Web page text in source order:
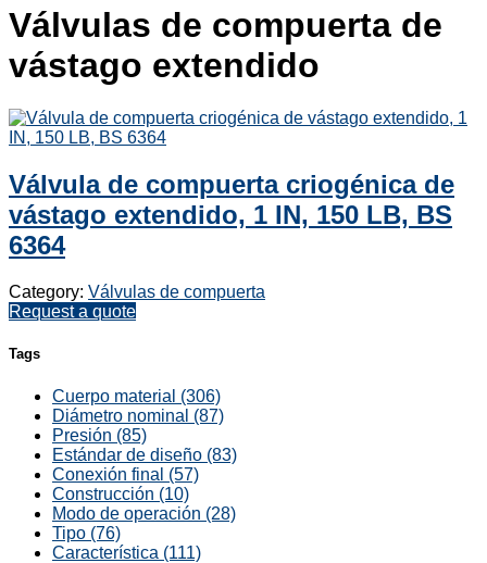
Válvulas de compuerta de
vástago extendido
Válvula de compuerta criogénica de
vástago extendido, 1 IN, 150 LB, BS
6364
Category: Válvulas de compuerta
Request a quote
Tags
Cuerpo material (306)
Diámetro nominal (87)
Presión (85)
Estándar de diseño (83)
Conexión final (57)
Construcción (10)
Modo de operación (28)
Tipo (76)
Característica (111)